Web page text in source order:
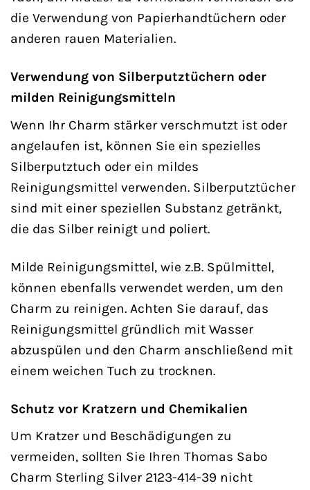
die Verwendung von Papierhandtüchern oder
anderen rauen Materialien.
Verwendung von Silberputztüchern oder
milden Reinigungsmitteln
Wenn Ihr Charm stärker verschmutzt ist oder
angelaufen ist, können Sie ein spezielles
Silberputztuch oder ein mildes
Reinigungsmittel verwenden. Silberputztücher
sind mit einer speziellen Substanz getränkt,
die das Silber reinigt und poliert.
Milde Reinigungsmittel, wie z.B. Spülmittel,
können ebenfalls verwendet werden, um den
Charm zu reinigen. Achten Sie darauf, das
Reinigungsmittel gründlich mit Wasser
abzuspülen und den Charm anschließend mit
einem weichen Tuch zu trocknen.
Schutz vor Kratzern und Chemikalien
Um Kratzer und Beschädigungen zu
vermeiden, sollten Sie Ihren Thomas Sabo
Charm Sterling Silver 2123-414-39 nicht